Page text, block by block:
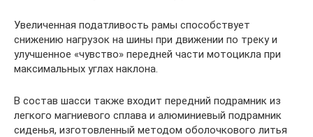
Увеличенная податливость рамы способствует
снижению нагрузок на шины при движении по треку и
улучшенное «чувство» передней части мотоцикла при
максимальных углах наклона.
В состав шасси также входит передний подрамник из
легкого магниевого сплава и алюминиевый подрамник
сиденья, изготовленный методом оболочкового литья